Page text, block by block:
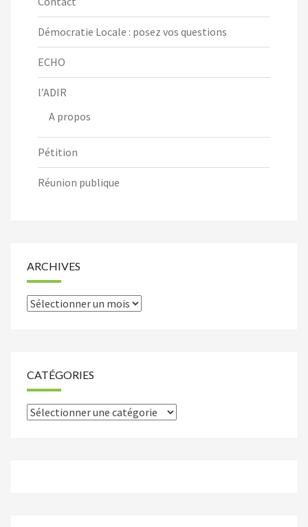
Démocratie Locale : posez vos questions
ECHO
l’ADIR
A propos
Pétition
Réunion publique
ARCHIVES
Archives
CATÉGORIES
Catégories